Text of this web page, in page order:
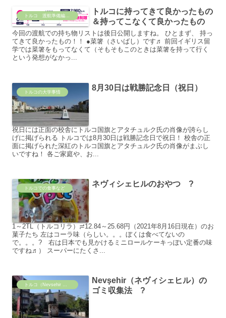
トルコ 渡航準備編 ✈
トルコに持ってきて良かったもの
＆持ってこなくて良かったもの
今回の渡航での持ち物リストは後日公開しますね。 ひとまず、 持っ
てきて良かったもの！！ ●菜箸（さいばし）です♬ 前回イギリス留
学では菜箸をもってなくて（そもそもこのときは菜箸を持って行く
という発想がなかっ...
トルコの大学事情 8月30日は戦勝記念日（祝日）
祝日には正面の校舎にトルコ国旗とアタチュルク氏の肖像が誇らし
げに掲げられる トルコでは8月30日は戦勝記念日で祝日！ 校舎の正
面に掲げられた深紅のトルコ国旗とアタチュルク氏の肖像がまぶし
いですね！ 各ご家庭や、お...
トルコでの食事など ネヴィシェヒルのおやつ ?
1～2TL（トルコリラ）≓12.84～25.68円（2021年8月16日現在）のお
菓子たち 左はコーラ味（らしい。。。ぼくは食べてないの
で。。。? 右は日本でも見かけるミニロールケーキっぽい定番の味
ですね♬） スーパーにたくさ...
トルコ（Nevsehir ）の風景
Nevşehir（ネヴィシェヒル）の
ゴミ収集法 ?